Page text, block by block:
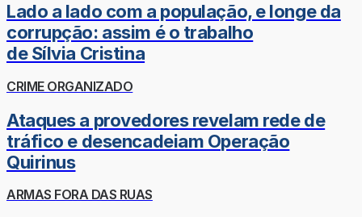
Lado a lado com a população, e longe da
corrupção: assim é o trabalho
de Sílvia Cristina
CRIME ORGANIZADO
Ataques a provedores revelam rede de
tráfico e desencadeiam Operação
Quirinus
ARMAS FORA DAS RUAS